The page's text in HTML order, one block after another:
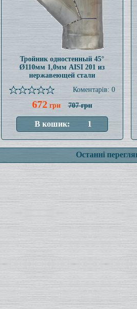
Тройник одностенный 45°
Ø110мм 1,0мм AISI 201 из
нержавеющей стали
Коментарів: 0
672грн 707 грн
Останні